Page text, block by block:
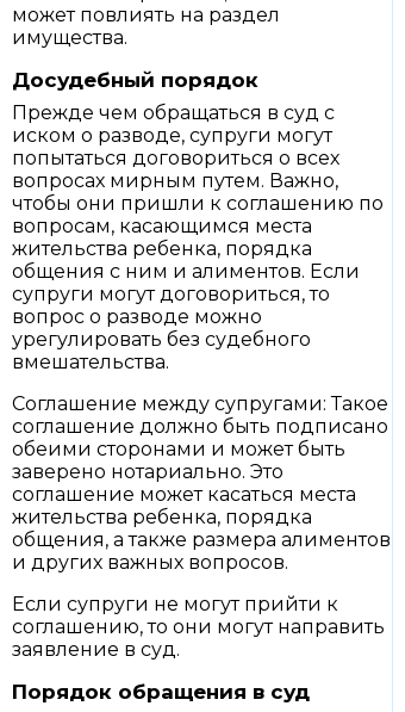
может повлиять на раздел
имущества.
Досудебный порядок
Прежде чем обращаться в суд с
иском о разводе, супруги могут
попытаться договориться о всех
вопросах мирным путем. Важно,
чтобы они пришли к соглашению по
вопросам, касающимся места
жительства ребенка, порядка
общения с ним и алиментов. Если
супруги могут договориться, то
вопрос о разводе можно
урегулировать без судебного
вмешательства.
Соглашение между супругами: Такое
соглашение должно быть подписано
обеими сторонами и может быть
заверено нотариально. Это
соглашение может касаться места
жительства ребенка, порядка
общения, а также размера алиментов
и других важных вопросов.
Если супруги не могут прийти к
соглашению, то они могут направить
заявление в суд.
Порядок обращения в суд